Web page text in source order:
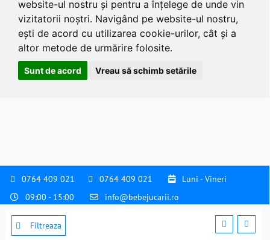
website-ul nostru și pentru a înțelege de unde vin
vizitatorii noștri. Navigând pe website-ul nostru,
ești de acord cu utilizarea cookie-urilor, cât și a
altor metode de urmărire folosite.
Sunt de acord Vreau să schimb setările
0764 409 021 0764 409 021
Luni - Vineri
09:00 - 15:00
info@bebejucarii.ro
Filtreaza